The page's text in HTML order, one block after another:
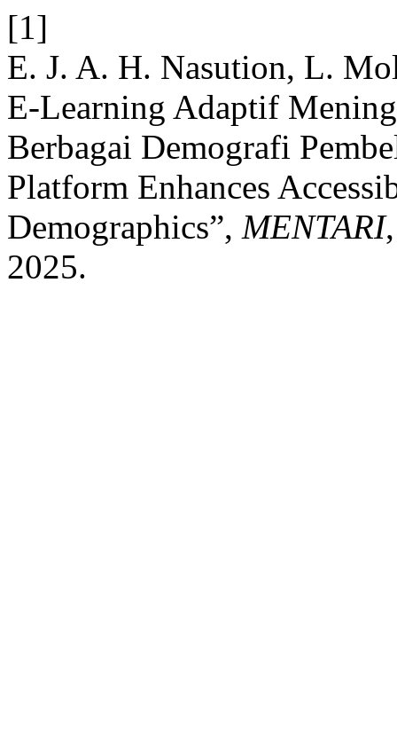
[1]
E. J. A. H. Nasution, L.
E-Learning Adaptif
Berbagai Demografi
Platform Enhances
Demographics”, MENTARI
2025.